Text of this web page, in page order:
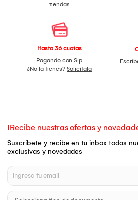
tiendas
Hasta 36 cuotas
Pagando con Sip
¿No la tienes? Solicítala
¡Recibe nuestras ofertas y
Suscríbete y recibe en tu inbox todas
exclusivas y novedades